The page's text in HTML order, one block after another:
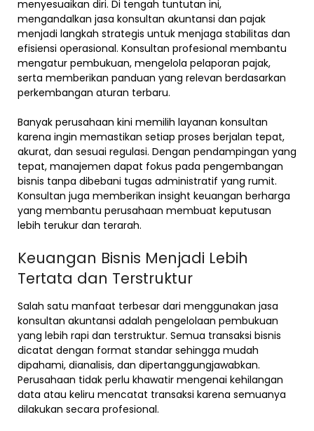
menyesuaikan diri. Di tengah tuntutan ini,
mengandalkan jasa konsultan akuntansi dan pajak
menjadi langkah strategis untuk menjaga stabilitas dan
efisiensi operasional. Konsultan profesional membantu
mengatur pembukuan, mengelola pelaporan pajak,
serta memberikan panduan yang relevan berdasarkan
perkembangan aturan terbaru.
Banyak perusahaan kini memilih layanan konsultan
karena ingin memastikan setiap proses berjalan tepat,
akurat, dan sesuai regulasi. Dengan pendampingan yang
tepat, manajemen dapat fokus pada pengembangan
bisnis tanpa dibebani tugas administratif yang rumit.
Konsultan juga memberikan insight keuangan berharga
yang membantu perusahaan membuat keputusan
lebih terukur dan terarah.
Keuangan Bisnis Menjadi Lebih
Tertata dan Terstruktur
Salah satu manfaat terbesar dari menggunakan jasa
konsultan akuntansi adalah pengelolaan pembukuan
yang lebih rapi dan terstruktur. Semua transaksi bisnis
dicatat dengan format standar sehingga mudah
dipahami, dianalisis, dan dipertanggungjawabkan.
Perusahaan tidak perlu khawatir mengenai kehilangan
data atau keliru mencatat transaksi karena semuanya
dilakukan secara profesional.